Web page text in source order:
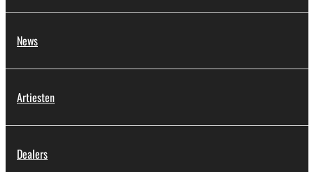
News
Artiesten
Dealers